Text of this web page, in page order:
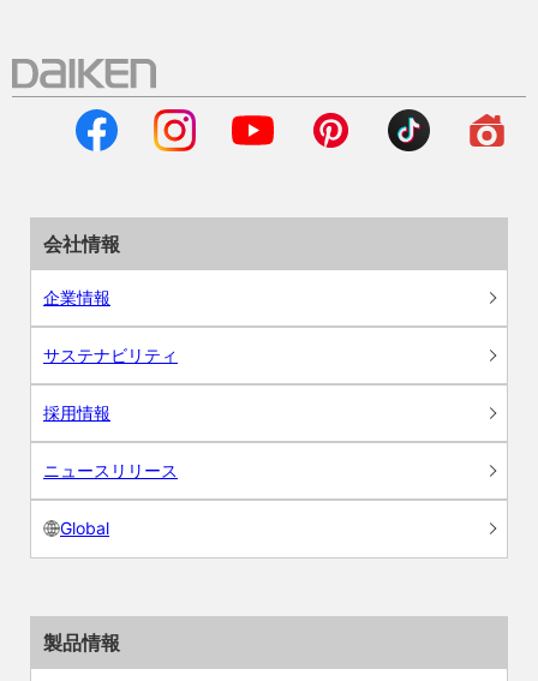
会社情報
企業情報
サステナビリティ
採用情報
ニュースリリース
Global
製品情報